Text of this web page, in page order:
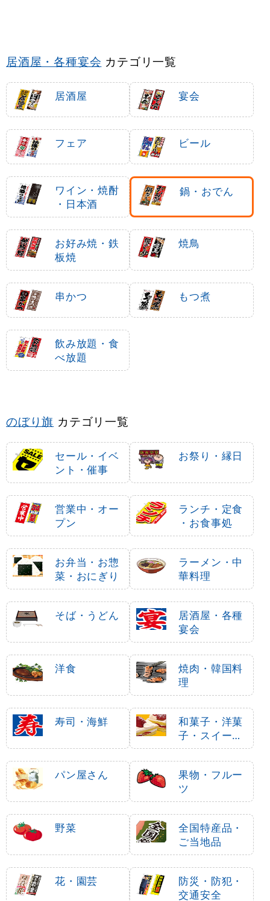
居酒屋・各種宴会 カテゴリ一覧
居酒屋 宴会
フェア ビール
ワイン・焼酎
・日本酒
鍋・おでん
お好み焼・鉄
板焼
焼鳥
串かつ もつ煮
飲み放題・食
べ放題
のぼり旗 カテゴリ一覧
セール・イベ
ント・催事
お祭り・縁日
営業中・オー
プン
ランチ・定食
・お食事処
お弁当・お惣
菜・おにぎり
ラーメン・中
華料理
そば・うどん
居酒屋・各種
宴会
洋食
焼肉・韓国料
理
寿司・海鮮
和菓子・洋菓
子・スイーツ
・アイス
パン屋さん
果物・フルー
ツ
野菜
全国特産品・
ご当地品
花・園芸
防災・防犯・
交通安全